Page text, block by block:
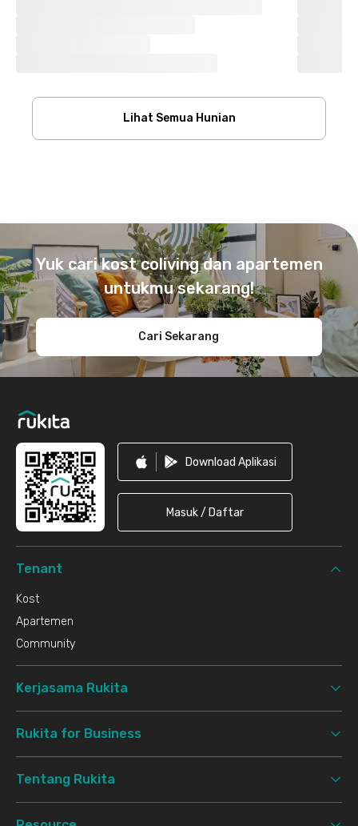
Lihat Semua Hunian
Yuk cari kost coliving dan apartemen
untukmu sekarang!
Cari Sekarang
Download Aplikasi
Masuk / Daftar
Tenant
Kost
Apartemen
Community
Kerjasama Rukita
Rukita for Business
Tentang Rukita